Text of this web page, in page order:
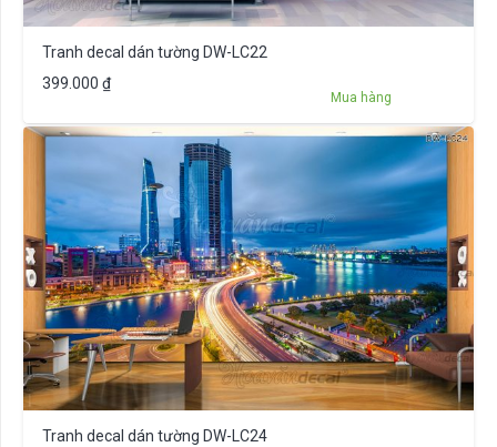
Tranh decal dán tường DW-LC22
399.000 ₫
Mua hàng
Tranh decal dán tường DW-LC24